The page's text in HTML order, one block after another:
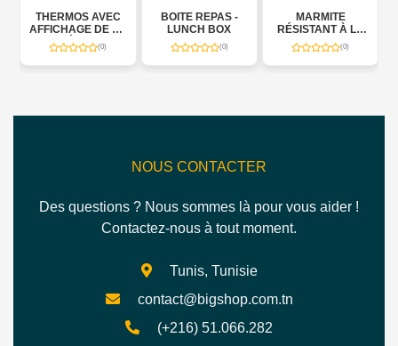
THERMOS AVEC
AFFICHAGE DE LA
TEMPÉRATURE
(0)
BOITE REPAS -
LUNCH BOX
(0)
MARMITE
RÉSISTANT À LA
CHALEUR
(0)
NOUS CONTACTER
Des questions ? Nous sommes là pour vous aider !
Contactez-nous à tout moment.
Tunis, Tunisie
contact@bigshop.com.tn
(+216) 51.066.282